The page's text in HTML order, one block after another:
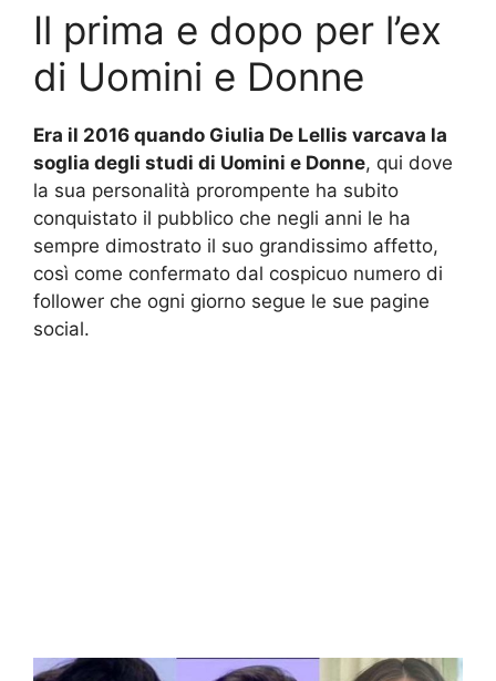
Il prima e dopo per l’ex
di Uomini e Donne
Era il 2016 quando Giulia De Lellis varcava la
soglia degli studi di Uomini e Donne, qui dove
la sua personalità prorompente ha subito
conquistato il pubblico che negli anni le ha
sempre dimostrato il suo grandissimo affetto,
così come confermato dal cospicuo numero di
follower che ogni giorno segue le sue pagine
social.